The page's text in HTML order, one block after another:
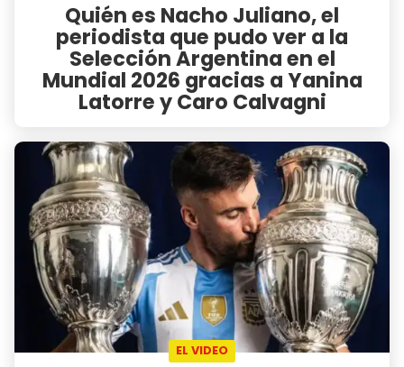
Quién es Nacho Juliano, el
periodista que pudo ver a la
Selección Argentina en el
Mundial 2026 gracias a Yanina
Latorre y Caro Calvagni
EL VIDEO